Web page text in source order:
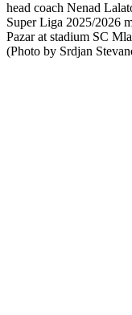
head coach Nenad
Super Liga 2025/2026
Pazar at stadium SC
(Photo by Srdjan